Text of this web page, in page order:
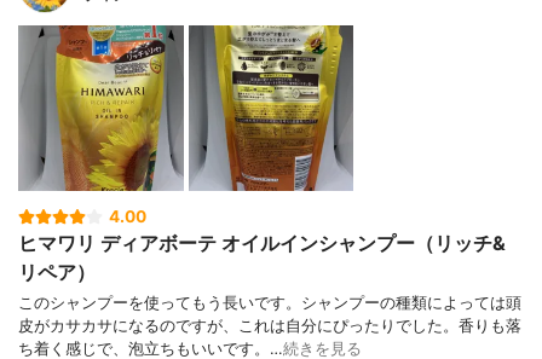
4.00
ヒマワリ ディアボーテ オイルインシャンプー（リッチ&
リペア）
このシャンプーを使ってもう長いです。シャンプーの種類によっては頭
皮がカサカサになるのですが、これは自分にぴったりでした。香りも落
ち着く感じで、泡立ちもいいです。…続きを見る